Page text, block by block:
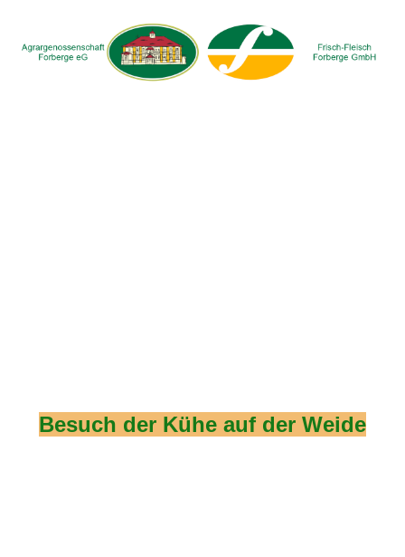
Besuch der Kühe auf der Weide